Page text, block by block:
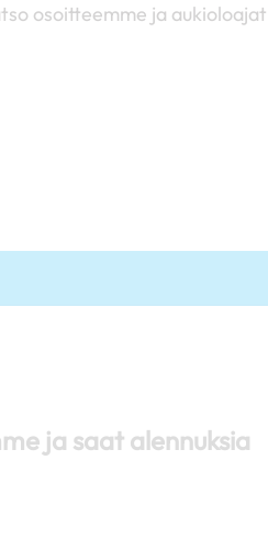
osoitteemme ja aukioloajat
ja saat alennuksia